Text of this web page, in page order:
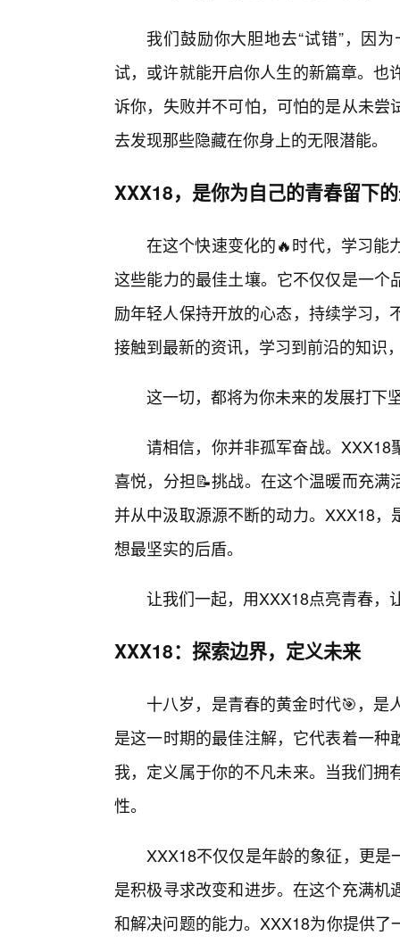
我们鼓励你大胆地去“试错”，因
试，或许就能开启你人生的新篇章。
诉你，失败并不可怕，可怕的是从未
去发现那些隐藏在你身上的无限潜能。
XXX18，是你为自己的青春留下
在这个快速变化的🔥时代，学习能
这些能力的最佳土壤。它不仅仅是一
励年轻人保持开放的心态，持续学习
接触到最新的资讯，学习到前沿的知识
这一切，都将为你未来的发展打下
请相信，你并非孤军奋战。
喜悦，分担📝挑战。在这个温暖而充
并从中汲取源源不断的动力。XXX18
想最坚实的后盾。
让我们一起，用XXX18点亮青春，
XXX18：探索边界，定义未来
十八岁，是青春的黄金时代🎯，是
是这一时期的最佳注解，它代表着一
我，定义属于你的不凡未来。当我们
性。
XXX18不仅仅是年龄的象征，更
是积极寻求改变和进步。在这个充满
和解决问题的能力。XXX18为你提供